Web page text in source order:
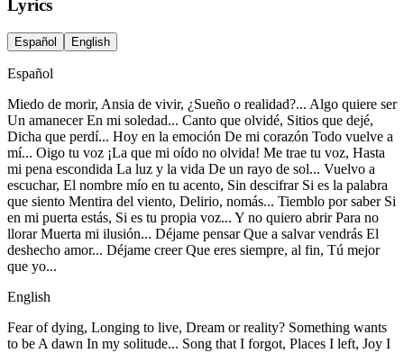
Lyrics
Español English
Español
Miedo de morir, Ansia de vivir, ¿Sueño o realidad?... Algo quiere ser
Un amanecer En mi soledad... Canto que olvidé, Sitios que dejé,
Dicha que perdí... Hoy en la emoción De mi corazón Todo vuelve a
mí... Oigo tu voz ¡La que mi oído no olvida! Me trae tu voz, Hasta
mi pena escondida La luz y la vida De un rayo de sol... Vuelvo a
escuchar, El nombre mío en tu acento, Sin descifrar Si es la palabra
que siento Mentira del viento, Delirio, nomás... Tiemblo por saber Si
en mi puerta estás, Si es tu propia voz... Y no quiero abrir Para no
llorar Muerta mi ilusión... Déjame pensar Que a salvar vendrás El
deshecho amor... Déjame creer Que eres siempre, al fin, Tú mejor
que yo...
English
Fear of dying, Longing to live, Dream or reality? Something wants
to be A dawn In my solitude... Song that I forgot, Places I left, Joy I